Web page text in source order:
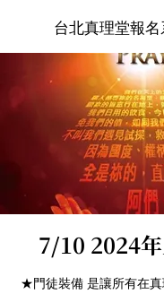
台北真理堂報
7/10 2024
★門徒裝備 是讓所有在